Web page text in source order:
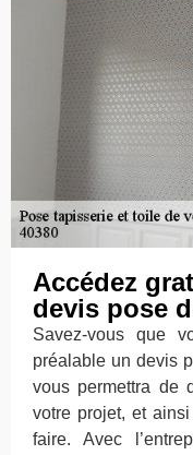
Accédez
devis pose
Savez-vous que
préalable un devis
vous permettra de
votre projet, et
faire. Avec